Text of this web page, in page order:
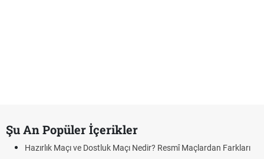
Şu An Popüler İçerikler
Hazırlık Maçı ve Dostluk Maçı Nedir? Resmî Maçlardan Farkları